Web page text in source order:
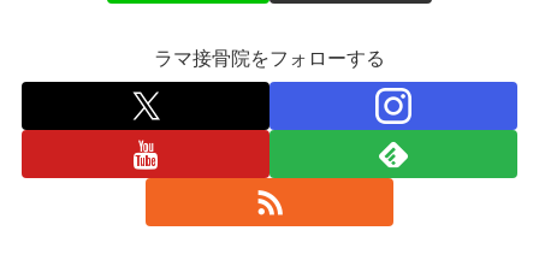
ラマ接骨院をフォローする